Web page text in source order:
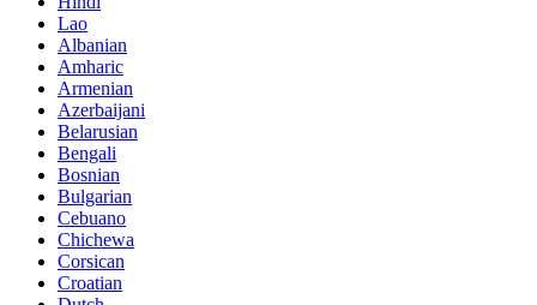
Lao
Albanian
Amharic
Armenian
Azerbaijani
Belarusian
Bengali
Bosnian
Bulgarian
Cebuano
Chichewa
Corsican
Croatian